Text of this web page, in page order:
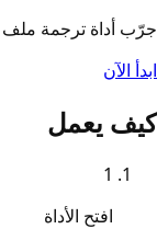
جرّب أداة ترجمة ملف
ابدأ الآن
كيف يعمل
1
افتح الأداة